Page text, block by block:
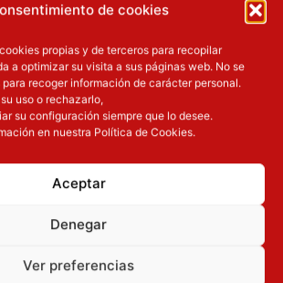
de cookies
propias y de terceros para recopilar
a optimizar su visita a sus páginas web. No se
recoger información de carácter personal.
uso o rechazarlo,
su configuración siempre que lo desee.
en nuestra Política de Cookies.
Aceptar
Denegar
Ver preferencias
PRODUCTOS QUE TE
PUEDEN INTERESAR
era: 32.90€.
es: 26.32€.
Inicie sesión